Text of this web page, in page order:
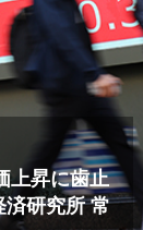
上昇に歯止
済研究所 常